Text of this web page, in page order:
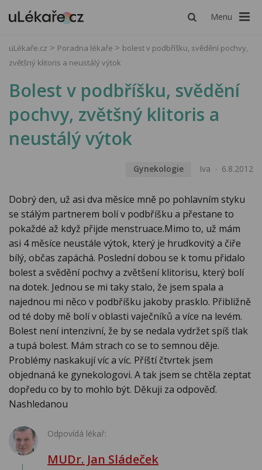
Menu
uLékaře.cz Poradna lékaře
bolest v podbříšku, svědění pochvy,
zvětšný klitoris a neustálý výtok
Bolest v podbříšku, svědění
pochvy, zvětšný klitoris a
neustálý výtok
Gynekologie Iva 6.8.2012
Dobrý den, už asi dva měsíce mně po pohlavním styku
se stálým partnerem bolí v podbříšku a přestane to
pokaždé až když přijde menstruace.Mimo to, už mám
asi 4 měsíce neustále výtok, který je hrudkovitý a čiře
bílý, občas zapáchá. Poslední dobou se k tomu přidalo
bolest a svědění pochvy a zvětšení klitorisu, který bolí
na dotek. Jednou se mi taky stalo, že jsem spala a
najednou mi něco v podbříšku jakoby prasklo. Přibližně
od té doby mě bolí v oblasti vaječníků a více na levém.
Bolest není intenzivní, že by se nedala vydržet spíš tlak
a tupá bolest. Mám strach co se to semnou děje.
Problémy naskakují víc a víc. Příští čtvrtek jsem
objednaná ke gynekologovi. A tak jsem se chtěla zeptat
dopředu co by to mohlo být. Děkuji za odpověď.
Nashledanou
Odpovídá lékař:
MUDr. Jan Sládeček